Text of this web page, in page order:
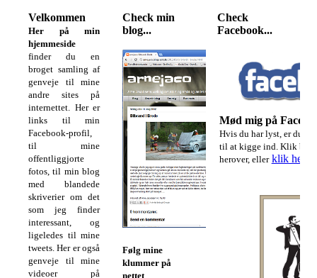
Velkommen
Her på min
hjemmeside
finder du en
broget samling af
genveje til mine
andre sites på
internettet. Her er
links til min
Facebook-profil,
til mine
offentliggjorte
fotos, til min blog
med blandede
skriverier om det
som jeg finder
interessant, og
ligeledes til mine
tweets. Her er også
genveje til mine
videoer på
Check min
blog...
Følg mine
klummer på
nettet
Check
Facebook...
Mød mig på
Hvis du har lyst, er du
til at kigge ind. Klik blot
herover, eller klik her